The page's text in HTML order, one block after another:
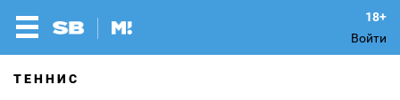
Войти
ТЕННИС